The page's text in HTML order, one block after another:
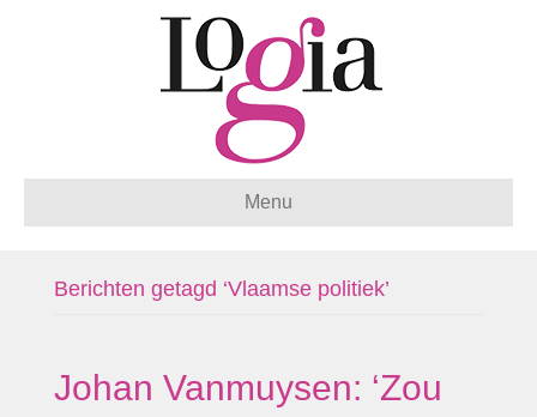
Menu
Berichten getagd ‘Vlaamse politiek’
Johan Vanmuysen: ‘Zou